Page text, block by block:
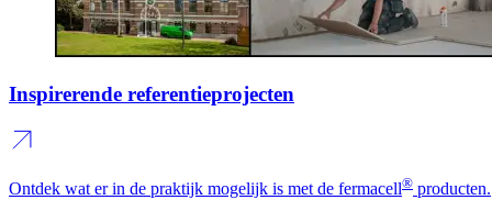
Inspirerende referentieprojecten
Ontdek wat er in de praktijk mogelijk is met de fermacell® producten.